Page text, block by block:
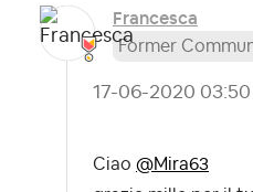
Francesca
Former
‎17-06-2020 03:50
Ciao @Mira63